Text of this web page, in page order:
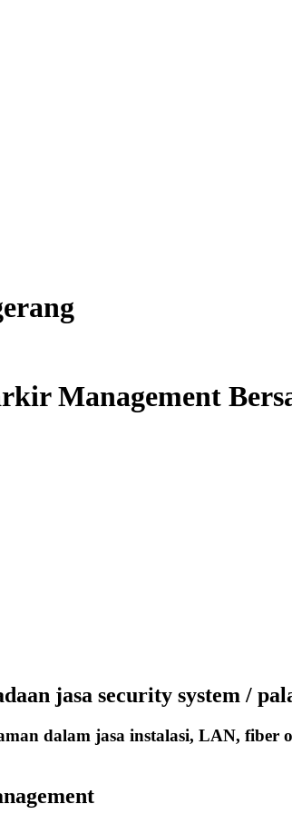
Management
jasa security system /
dalam jasa instalasi, LAN,